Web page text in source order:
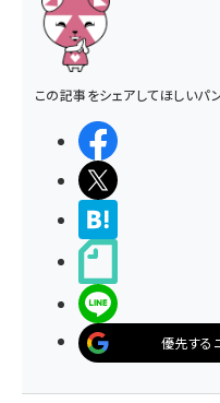
この記事をシェアしてほしいパン
優先する